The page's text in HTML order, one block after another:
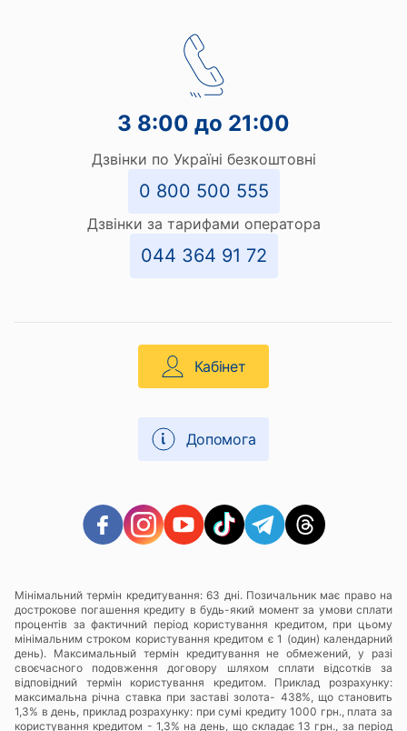
З 8:00 до 21:00
Дзвінки по Україні безкоштовні
0 800 500 555
Дзвінки за тарифами оператора
044 364 91 72
Кабінет
Допомога
Мінімальний термін кредитування: 63 дні. Позичальник має право на
дострокове погашення кредиту в будь-який момент за умови сплати
процентів за фактичний період користування кредитом, при цьому
мінімальним строком користування кредитом є 1 (один) календарний
день). Максимальный термін кредитування не обмежений, у разі
своєчасного подовження договору шляхом сплати відсотків за
відповідний термін користування кредитом. Приклад розрахунку:
максимальна річна ставка при заставі золота- 438%, що становить
1,3% в день, приклад розрахунку: при сумі кредиту 1000 грн., плата за
користування кредитом - 1,3% на день, що складає 13 грн., за період